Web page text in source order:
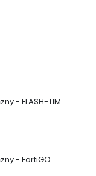
- FLASH-TIM
- FortiGO